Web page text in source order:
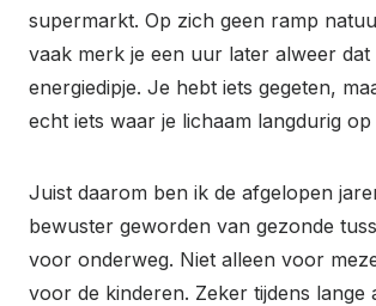
supermarkt. Op zich geen ramp
vaak merk je een uur later alweer dat
energiedipje. Je hebt iets gegeten,
echt iets waar je lichaam langdurig
Juist daarom ben ik de afgelopen
bewuster geworden van gezonde
voor onderweg. Niet alleen voor
voor de kinderen. Zeker tijdens lange